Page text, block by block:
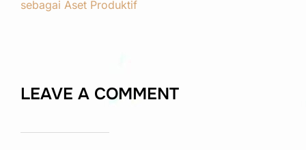
sebagai Aset Produktif
LEAVE A COMMENT